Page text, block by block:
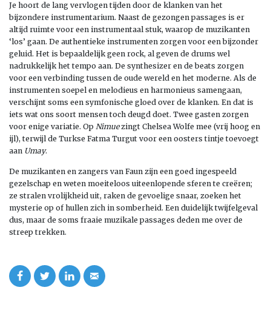
Je hoort de lang vervlogen tijden door de klanken van het
bijzondere instrumentarium. Naast de gezongen passages is er
altijd ruimte voor een instrumentaal stuk, waarop de muzikanten
‘los’ gaan. De authentieke instrumenten zorgen voor een bijzonder
geluid. Het is bepaaldelijk geen rock, al geven de drums wel
nadrukkelijk het tempo aan. De synthesizer en de beats zorgen
voor een verbinding tussen de oude wereld en het moderne. Als de
instrumenten soepel en melodieus en harmonieus samengaan,
verschijnt soms een symfonische gloed over de klanken. En dat is
iets wat ons soort mensen toch deugd doet. Twee gasten zorgen
voor enige variatie. Op Nimuezingt Chelsea Wolfe mee (vrij hoog en
ijl), terwijl de Turkse Fatma Turgut voor een oosters tintje toevoegt
aan Umay.
De muzikanten en zangers van Faun zijn een goed ingespeeld
gezelschap en weten moeiteloos uiteenlopende sferen te creëren;
ze stralen vrolijkheid uit, raken de gevoelige snaar, zoeken het
mysterie op of hullen zich in somberheid. Een duidelijk twijfelgeval
dus, maar de soms fraaie muzikale passages deden me over de
streep trekken.